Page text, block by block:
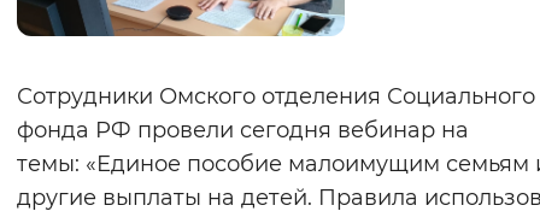
Вернуть стандартные настройки
Сотрудники Омского отделения Социального
фонда РФ провели сегодня вебинар на
темы: «Единое пособие малоимущим семьям
другие выплаты на детей. Правила